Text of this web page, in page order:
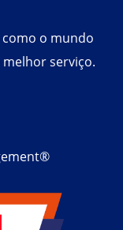
o mundo
serviço.